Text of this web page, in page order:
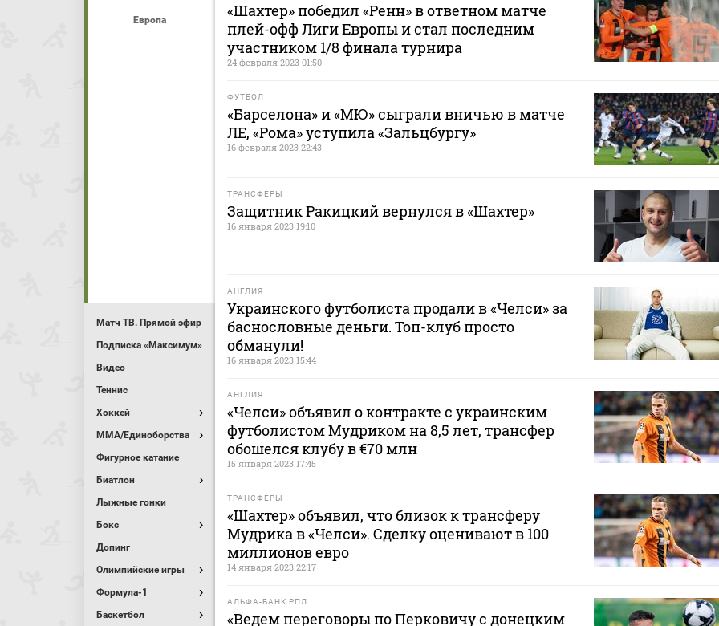
Европа
Матч ТВ. Прямой эфир
Подписка «Максимум»
Видео
Теннис
Хоккей
MMA/Единоборства
Фигурное катание
Биатлон
Лыжные гонки
Бокс
Допинг
Олимпийские игры
Формула-1
Баскетбол
«Шахтер» победил «Ренн» в ответном матче
плей-офф Лиги Европы и стал последним
участником 1/8 финала турнира
24 февраля 2023 01:50
ФУТБОЛ
«Барселона» и «МЮ» сыграли вничью в матче
ЛЕ, «Рома» уступила «Зальцбургу»
16 февраля 2023 22:43
ТРАНСФЕРЫ
Защитник Ракицкий вернулся в «Шахтер»
16 января 2023 19:10
АНГЛИЯ
Украинского футболиста продали в «Челси» за
баснословные деньги. Топ-клуб просто
обманули!
16 января 2023 15:44
АНГЛИЯ
«Челси» объявил о контракте с украинским
футболистом Мудриком на 8,5 лет, трансфер
обошелся клубу в €70 млн
15 января 2023 17:45
ТРАНСФЕРЫ
«Шахтер» объявил, что близок к трансферу
Мудрика в «Челси». Сделку оценивают в 100
миллионов евро
14 января 2023 22:17
АЛЬФА-БАНК РПЛ
«Ведем переговоры по Перковичу с донецким